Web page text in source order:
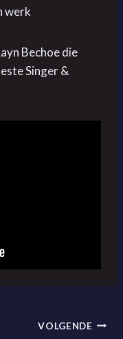
werk
Bechoe die
Singer &
VOLGENDE